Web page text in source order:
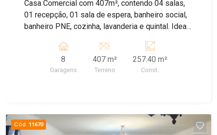
Casa Comercial com 407m², contendo 04 salas,
01 recepção, 01 sala de espera, banheiro social,
banheiro PNE, cozinha, lavanderia e quintal. Ideal
hospital, supermercados. 4 vagas de garagem
privativas cobertas e mais descobertas. Agende
sua visita com nossos corretores!!
8
Garagens
407 m²
Terreno
257.40 m²
Const.
Cód. 11670